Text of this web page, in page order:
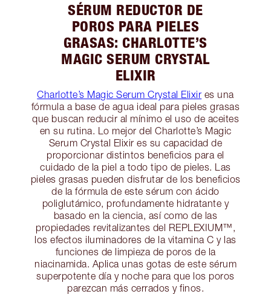
SÉRUM REDUCTOR DE
POROS PARA PIELES
GRASAS: CHARLOTTE’S
MAGIC SERUM CRYSTAL
ELIXIR
Charlotte’s Magic Serum Crystal Elixir es una
fórmula a base de agua ideal para pieles grasas
que buscan reducir al mínimo el uso de aceites
en su rutina. Lo mejor del Charlotte’s Magic
Serum Crystal Elixir es su capacidad de
proporcionar distintos beneficios para el
cuidado de la piel a todo tipo de pieles. Las
pieles grasas pueden disfrutar de los beneficios
de la fórmula de este sérum con ácido
poliglutámico, profundamente hidratante y
basado en la ciencia, así como de las
propiedades revitalizantes del REPLEXIUM™,
los efectos iluminadores de la vitamina C y las
funciones de limpieza de poros de la
niacinamida. Aplica unas gotas de este sérum
superpotente día y noche para que los poros
parezcan más cerrados y finos.